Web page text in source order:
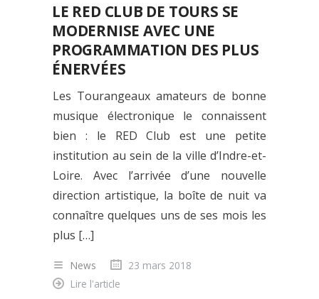
LE RED CLUB DE TOURS SE
MODERNISE AVEC UNE
PROGRAMMATION DES PLUS
ÉNERVÉES
Les Tourangeaux amateurs de bonne
musique électronique le connaissent
bien : le RED Club est une petite
institution au sein de la ville d’Indre-et-
Loire. Avec l’arrivée d’une nouvelle
direction artistique, la boîte de nuit va
connaître quelques uns de ses mois les
plus […]
News
23 mars 2018
Lire l'article